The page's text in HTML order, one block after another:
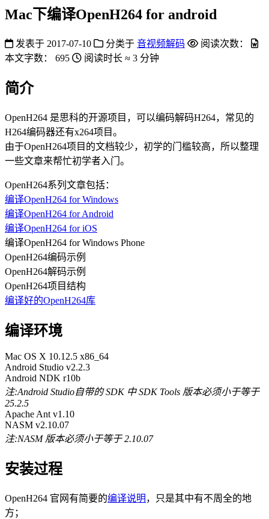
Mac下编译OpenH264 for android
发表于 2017-07-10 分类于 音视频解码
阅读次数：
本文字数：
695 阅读时长 ≈ 3 分钟
简介
OpenH264 是思科的开源项目，可以编码解码H264，常见的
H264编码器还有x264项目。
由于OpenH264项目的文档较少，初学的门槛较高，所以整理
一些文章来帮忙初学者入门。
OpenH264系列文章包括：
编译OpenH264 for Windows
编译OpenH264 for Android
编译OpenH264 for iOS
编译OpenH264 for Windows Phone
OpenH264编码示例
OpenH264解码示例
OpenH264项目结构
编译好的OpenH264库
编译环境
Mac OS X 10.12.5 x86_64
Android Studio v2.2.3
Android NDK r10b
注:Android Studio自带的 SDK 中 SDK Tools 版本必须小于等于
25.2.5
Apache Ant v1.10
NASM v2.10.07
注:NASM 版本必须小于等于 2.10.07
安装过程
OpenH264 官网有简要的编译说明 ，只是其中有不周全的地
方；